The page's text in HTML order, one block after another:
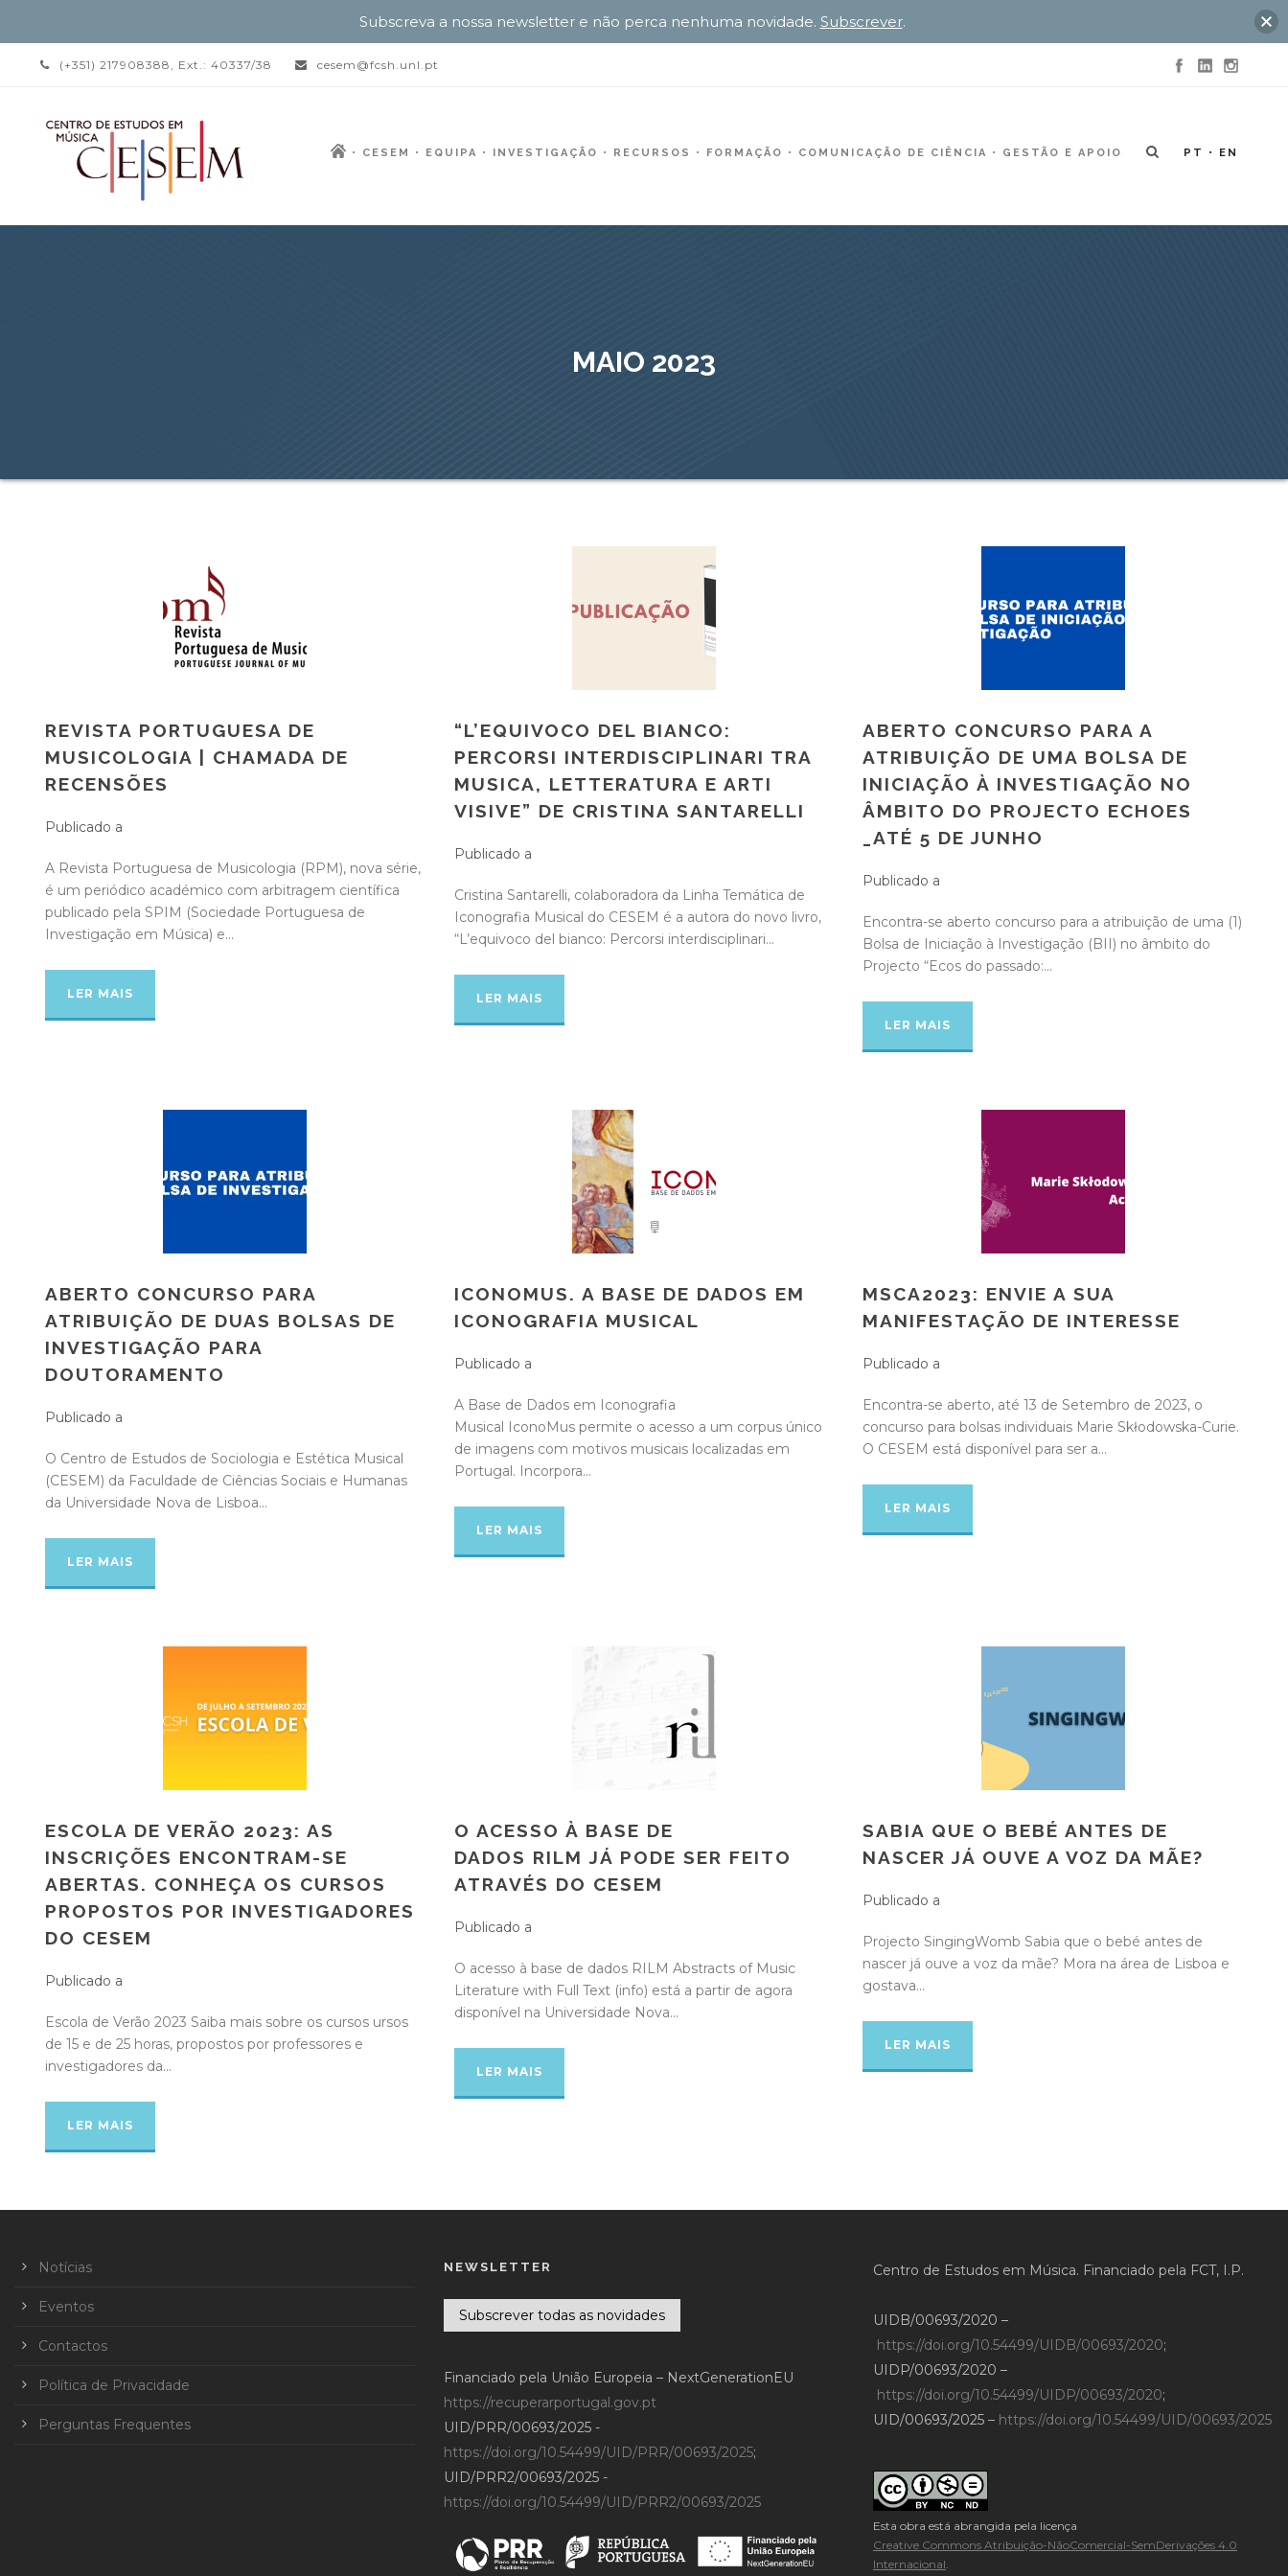
(+351) 217908388, Ext.: 40337/38 cesem@fcsh.unl.pt
CESEM EQUIPA INVESTIGAÇÃO RECURSOS FORMAÇÃO COMUNICAÇÃO DE CIÊNCIA GESTÃO E APOIO PT EN
MAIO 2023
REVISTA PORTUGUESA DE
MUSICOLOGIA | CHAMADA DE
RECENSÕES
Publicado a
A Revista Portuguesa de Musicologia (RPM), nova série,
é um periódico académico com arbitragem científica
publicado pela SPIM (Sociedade Portuguesa de
Investigação em Música) e...
LER MAIS
“L’EQUIVOCO DEL BIANCO:
PERCORSI INTERDISCIPLINARI TRA
MUSICA, LETTERATURA E ARTI
VISIVE” DE CRISTINA SANTARELLI
Publicado a
Cristina Santarelli, colaboradora da Linha Temática de
Iconografia Musical do CESEM é a autora do novo livro,
“L’equivoco del bianco: Percorsi interdisciplinari...
LER MAIS
ABERTO CONCURSO PARA A
ATRIBUIÇÃO DE UMA BOLSA DE
INICIAÇÃO À INVESTIGAÇÃO NO
ÂMBITO DO PROJECTO ECHOES
_ATÉ 5 DE JUNHO
Publicado a
Encontra-se aberto concurso para a atribuição de uma (1)
Bolsa de Iniciação à Investigação (BII) no âmbito do
Projecto “Ecos do passado:...
LER MAIS
ABERTO CONCURSO PARA
ATRIBUIÇÃO DE DUAS BOLSAS DE
INVESTIGAÇÃO PARA
DOUTORAMENTO
Publicado a
O Centro de Estudos de Sociologia e Estética Musical
(CESEM) da Faculdade de Ciências Sociais e Humanas
da Universidade Nova de Lisboa...
LER MAIS
ICONOMUS. A BASE DE DADOS EM
ICONOGRAFIA MUSICAL
Publicado a
A Base de Dados em Iconografia
Musical IconoMus permite o acesso a um corpus único
de imagens com motivos musicais localizadas em
Portugal. Incorpora...
LER MAIS
MSCA2023: ENVIE A SUA
MANIFESTAÇÃO DE INTERESSE
Publicado a
Encontra-se aberto, até 13 de Setembro de 2023, o
concurso para bolsas individuais Marie Skłodowska-Curie.
O CESEM está disponível para ser a...
LER MAIS
ESCOLA DE VERÃO 2023: AS
INSCRIÇÕES ENCONTRAM-SE
ABERTAS. CONHEÇA OS CURSOS
PROPOSTOS POR INVESTIGADORES
DO CESEM
Publicado a
Escola de Verão 2023 Saiba mais sobre os cursos ursos
de 15 e de 25 horas, propostos por professores e
investigadores da...
LER MAIS
O ACESSO À BASE DE
DADOS RILM JÁ PODE SER FEITO
ATRAVÉS DO CESEM
Publicado a
O acesso à base de dados RILM Abstracts of Music
Literature with Full Text (info) está a partir de agora
disponível na Universidade Nova...
LER MAIS
SABIA QUE O BEBÉ ANTES DE
NASCER JÁ OUVE A VOZ DA MÃE?
Publicado a
Projecto SingingWomb Sabia que o bebé antes de
nascer já ouve a voz da mãe? Mora na área de Lisboa e
gostava...
LER MAIS
Notícias
Eventos
Contactos
Política de Privacidade
Perguntas Frequentes
NEWSLETTER
Subscrever todas as novidades
Financiado pela União Europeia – NextGenerationEU
https://recuperarportugal.gov.pt
UID/PRR/00693/2025 -
https://doi.org/10.54499/UID/PRR/00693/2025;
UID/PRR2/00693/2025 -
https://doi.org/10.54499/UID/PRR2/00693/2025
Centro de Estudos em Música. Financiado pela FCT, I.P.
UIDB/00693/2020 –
https://doi.org/10.54499/UIDB/00693/2020;
UIDP/00693/2020 –
https://doi.org/10.54499/UIDP/00693/2020;
UID/00693/2025 – https://doi.org/10.54499/UID/00693/2025
Esta obra está abrangida pela licença
Creative Commons Atribuição-NãoComercial-SemDerivações 4.0
Internacional.
Subscreva a nossa newsletter e não perca nenhuma novidade. Subscrever.